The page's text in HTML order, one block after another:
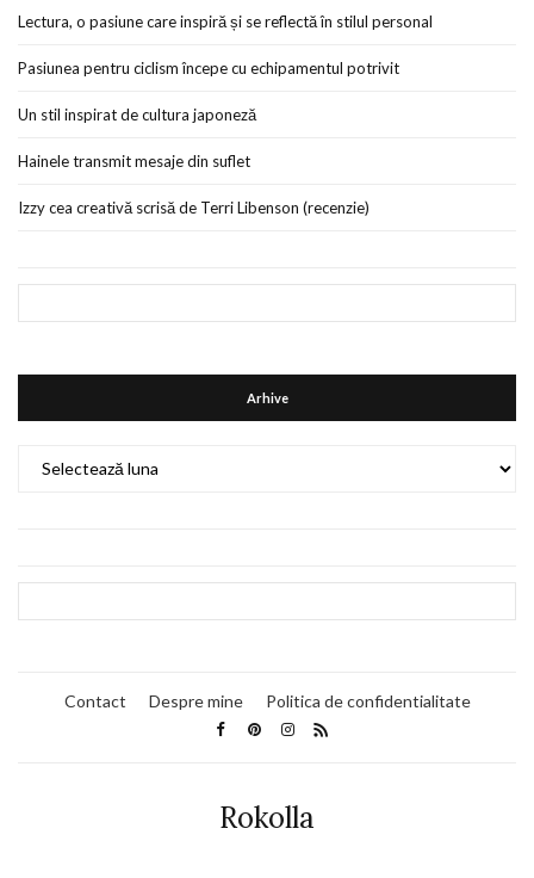
Lectura, o pasiune care inspiră și se reflectă în stilul personal
Pasiunea pentru ciclism începe cu echipamentul potrivit
Un stil inspirat de cultura japoneză
Hainele transmit mesaje din suflet
Izzy cea creativă scrisă de Terri Libenson (recenzie)
Arhive
Contact Despre mine Politica de confidentialitate
Rokolla